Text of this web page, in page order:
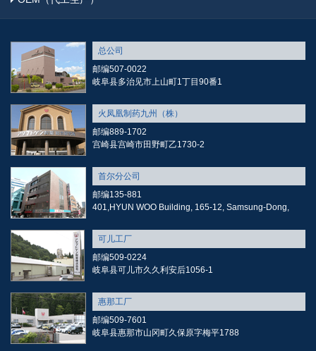
总公司
邮编507-0022
岐阜县多治见市上山町1丁目90番1
火凤凰制药九州（株）
邮编889-1702
宫崎县宫崎市田野町乙1730-2
首尔分公司
邮编135-881
401,HYUN WOO Building, 165-12, Samsung-Dong,
可儿工厂
邮编509-0224
岐阜县可儿市久久利安后1056-1
惠那工厂
邮编509-7601
岐阜县惠那市山冈町久保原字梅平1788